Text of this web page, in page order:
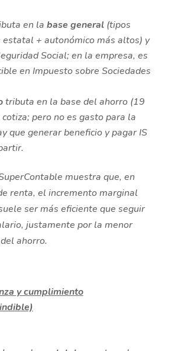
en la base general(tipos
estatal + autonómico más altos) y
Social; en la empresa, es
en Impuesto sobre Sociedades
tributa en la base del ahorro (19
pero no es gasto para la
que generar beneficio y pagar IS
muestra que, en
renta, el incremento marginal
ser más eficiente que seguir
justamente por la menor
ahorro.
y cumplimiento